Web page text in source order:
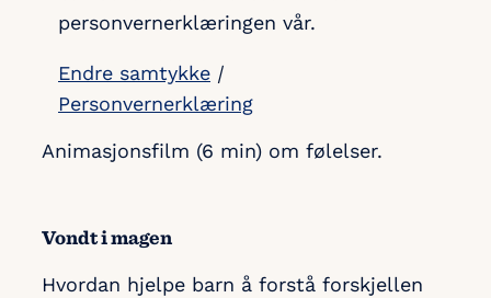
personvernerklæringen vår.
Endre samtykke |
Personvernerklæring
Animasjonsfilm (6 min) om følelser.
Vondt i magen
Hvordan hjelpe barn å forstå forskjellen